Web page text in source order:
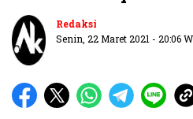
Redaksi
Senin, 22 Maret 2021 - 20:06